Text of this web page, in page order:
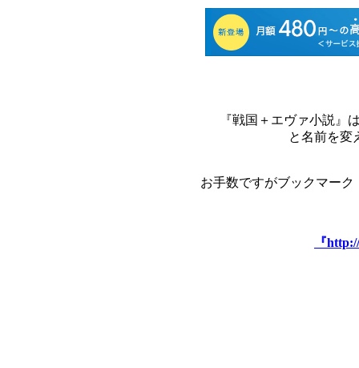
『戦国＋エヴァ小説』
と名前を変
お手数ですがブックマー
『